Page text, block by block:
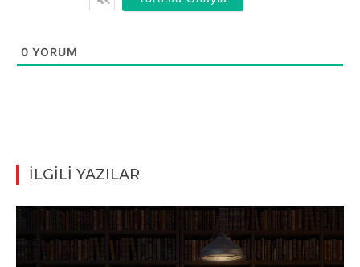
0 YORUM
İLGİLİ YAZILAR